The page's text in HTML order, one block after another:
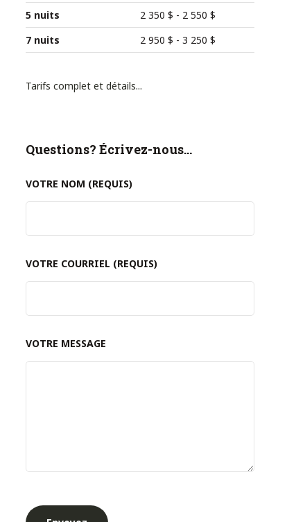
5 nuits
2 350 $ - 2 550 $
7 nuits
2 950 $ - 3 250 $
Tarifs complet et détails...
Questions? Écrivez-nous…
VOTRE NOM (REQUIS)
VOTRE COURRIEL (REQUIS)
VOTRE MESSAGE